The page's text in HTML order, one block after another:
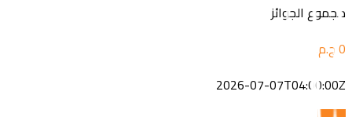
مجموع الجوائز
2026-07-07T04:00:00Z